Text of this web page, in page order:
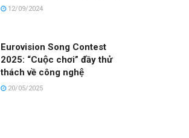
12/09/2024
Eurovision Song Contest
2025: “Cuộc chơi” đầy thử
thách về công nghệ
20/05/2025